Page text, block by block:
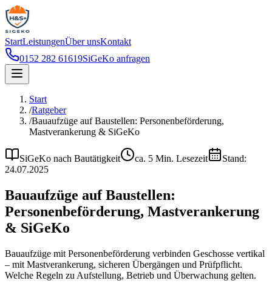
StartLeistungenÜber unsKontakt
0152 282 61619SiGeKo anfragen
Start
/Ratgeber
/Bauaufzüge auf Baustellen: Personenbeförderung,
Mastverankerung & SiGeKo
SiGeKo nach Bautätigkeit ca. 5 Min. Lesezeit
Stand:
24.07.2025
Bauaufzüge auf Baustellen:
Personenbeförderung, Mastverankerung
& SiGeKo
Bauaufzüge mit Personenbeförderung verbinden Geschosse vertikal
– mit Mastverankerung, sicheren Übergängen und Prüfpflicht.
Welche Regeln zu Aufstellung, Betrieb und Überwachung gelten.